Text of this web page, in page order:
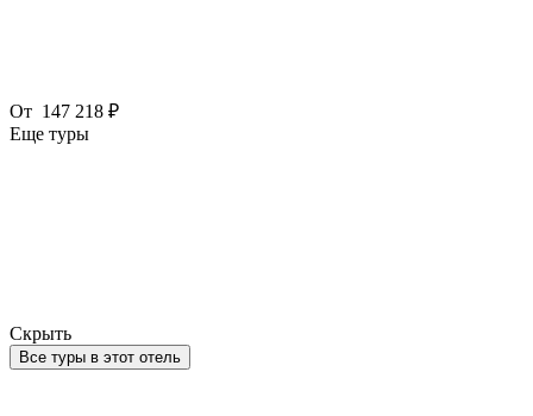
От 147 218 ₽
Еще туры
Скрыть
Все туры в этот отель